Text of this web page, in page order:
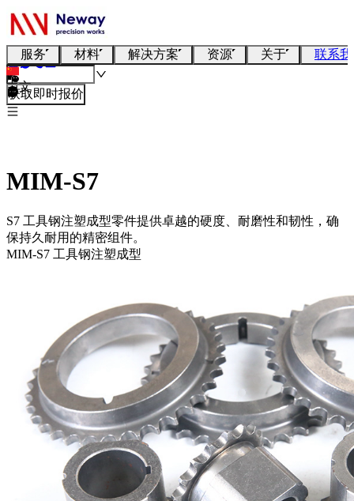
服务 材料 解决方案 资源 关于 联系
中文
获取即时报价
MIM-S7
S7 工具钢注塑成型零件提供卓越的硬度、耐磨性和韧性，确
保持久耐用的精密组件。
MIM-S7 工具钢注塑成型